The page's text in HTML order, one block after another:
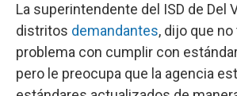
La superintendente del ISD de Del
distritos demandantes, dijo que
problema con cumplir con
pero le preocupa que la agencia